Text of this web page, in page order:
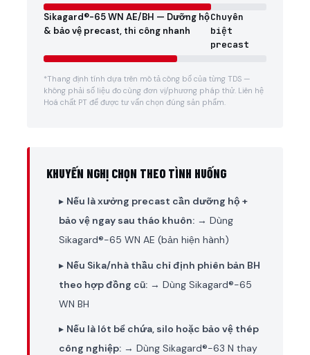
Sikagard®-65 WN AE/BH — Dưỡng hộ
& bảo vệ precast, thi công nhanh
Chuyên
biệt
precast
*Thang định tính dựa trên mô tả công bố của từng TDS —
không phải số liệu đo cùng đơn vị/phương pháp thử. Liên hệ
Hoá chất PT để được tư vấn chọn đúng sản phẩm.
KHUYẾN NGHỊ CHỌN THEO TÌNH HUỐNG
▸ Nếu là xưởng precast cần dưỡng hộ +
bảo vệ ngay sau tháo khuôn: → Dùng
Sikagard®-65 WN AE (bản hiện hành)
▸ Nếu Sika/nhà thầu chỉ định phiên bản BH
theo hợp đồng cũ: → Dùng Sikagard®-65
WN BH
▸ Nếu là lót bể chứa, silo hoặc bảo vệ thép
công nghiệp: → Dùng Sikagard®-63 N thay